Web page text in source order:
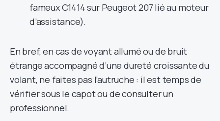
fameux C1414 sur Peugeot 207 lié au moteur
d’assistance).
En bref, en cas de voyant allumé ou de bruit
étrange accompagné d’une dureté croissante du
volant, ne faites pas l’autruche : il est temps de
vérifier sous le capot ou de consulter un
professionnel.